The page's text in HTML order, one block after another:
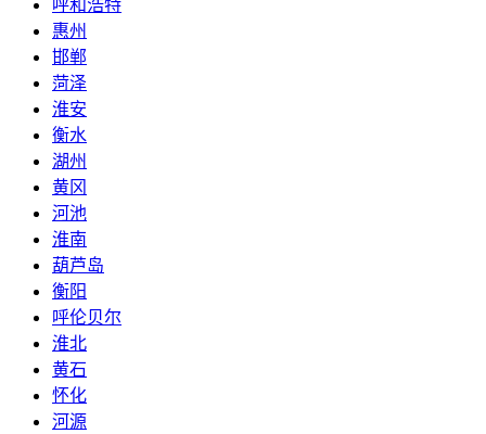
惠州
邯郸
菏泽
淮安
衡水
湖州
黄冈
河池
淮南
葫芦岛
衡阳
呼伦贝尔
淮北
黄石
怀化
河源